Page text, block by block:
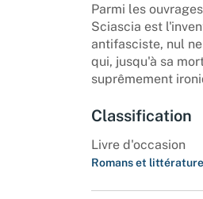
Parmi les
Sciascia est
antifasciste, nul
qui, jusqu'à sa
suprêmement
Classification
Livre d'occasion
Romans et littérature